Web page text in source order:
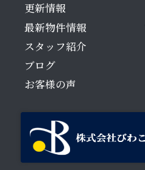
更新情報
最新物件情報
スタッフ紹介
ブログ
お客様の声